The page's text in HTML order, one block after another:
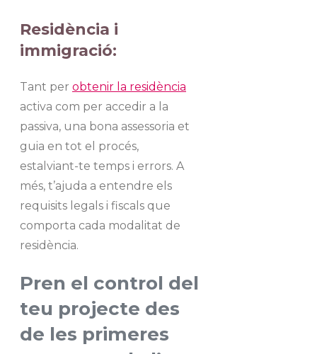
Residència i
immigració:
Tant per obtenir la residència
activa com per accedir a la
passiva, una bona assessoria et
guia en tot el procés,
estalviant-te temps i errors. A
més, t’ajuda a entendre els
requisits legals i fiscals que
comporta cada modalitat de
residència.
Pren el control del
teu projecte des
de les primeres